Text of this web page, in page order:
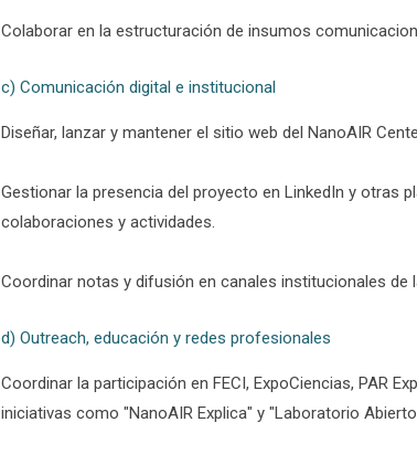
Colaborar en la estructuración de insumos
c) Comunicación digital e institucional
Diseñar, lanzar y mantener el sitio web del NanoAIR
Gestionar la presencia del proyecto en LinkedIn y
colaboraciones y actividades.
Coordinar notas y difusión en canales institucionales de
d) Outreach, educación y redes profesionales
Coordinar la participación en FECI, ExpoCiencias, PAR
iniciativas como "NanoAIR Explica" y "Laboratorio